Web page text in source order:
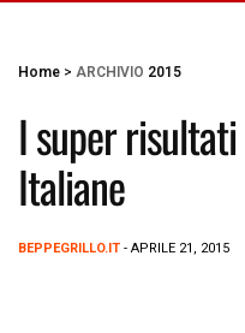
Home > ARCHIVIO 2015
I super
Italiane
BEPPEGRILLO.IT - APRILE 21, 2015